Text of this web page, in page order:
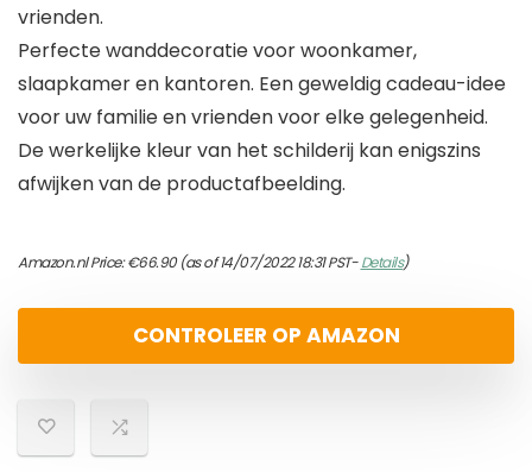
vrienden.
Perfecte wanddecoratie voor woonkamer,
slaapkamer en kantoren. Een geweldig cadeau-idee
voor uw familie en vrienden voor elke gelegenheid.
De werkelijke kleur van het schilderij kan enigszins
afwijken van de productafbeelding.
Amazon.nl Price:€66.90(as of 14/07/2022 18:31 PST-Details)
CONTROLEER OP AMAZON